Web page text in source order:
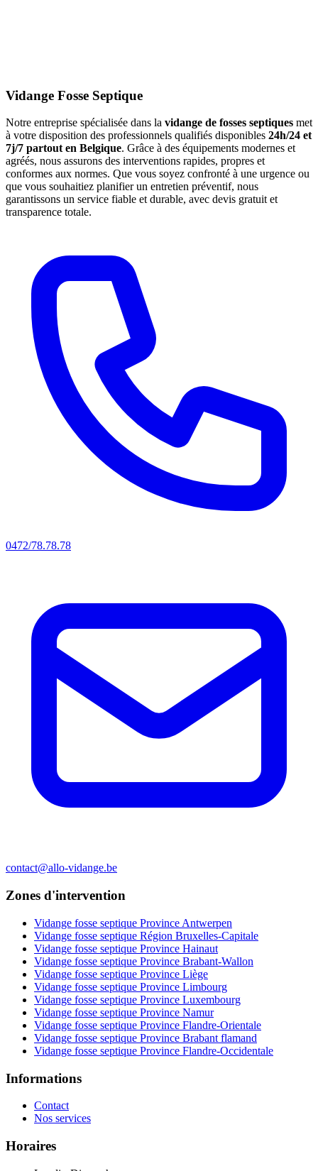
Vidange Fosse Septique
Notre entreprise spécialisée dans la vidange de fosses septiques met
à votre disposition des professionnels qualifiés disponibles 24h/24 et
7j/7 partout en Belgique. Grâce à des équipements modernes et
agréés, nous assurons des interventions rapides, propres et
conformes aux normes. Que vous soyez confronté à une urgence ou
que vous souhaitiez planifier un entretien préventif, nous
garantissons un service fiable et durable, avec devis gratuit et
transparence totale.
0472/78.78.78
contact@allo-vidange.be
Zones d'intervention
Vidange fosse septique Province Antwerpen
Vidange fosse septique Région Bruxelles-Capitale
Vidange fosse septique Province Hainaut
Vidange fosse septique Province Brabant-Wallon
Vidange fosse septique Province Liège
Vidange fosse septique Province Limbourg
Vidange fosse septique Province Luxembourg
Vidange fosse septique Province Namur
Vidange fosse septique Province Flandre-Orientale
Vidange fosse septique Province Brabant flamand
Vidange fosse septique Province Flandre-Occidentale
Informations
Contact
Nos services
Horaires